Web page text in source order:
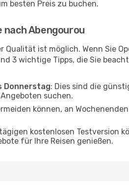
besten Preis zu buchen.
Abengourou
ist möglich. Wenn Sie
3 wichtige Tipps, die Sie
Donnerstag: Dies sind die
suchen.
können, an
kostenlosen Testversion
für Ihre Reisen genießen.